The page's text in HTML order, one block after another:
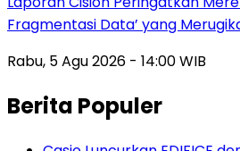
Fragmentasi Data’ yang
Rabu, 5 Agu 2026 - 14:00 WIB
Berita Populer